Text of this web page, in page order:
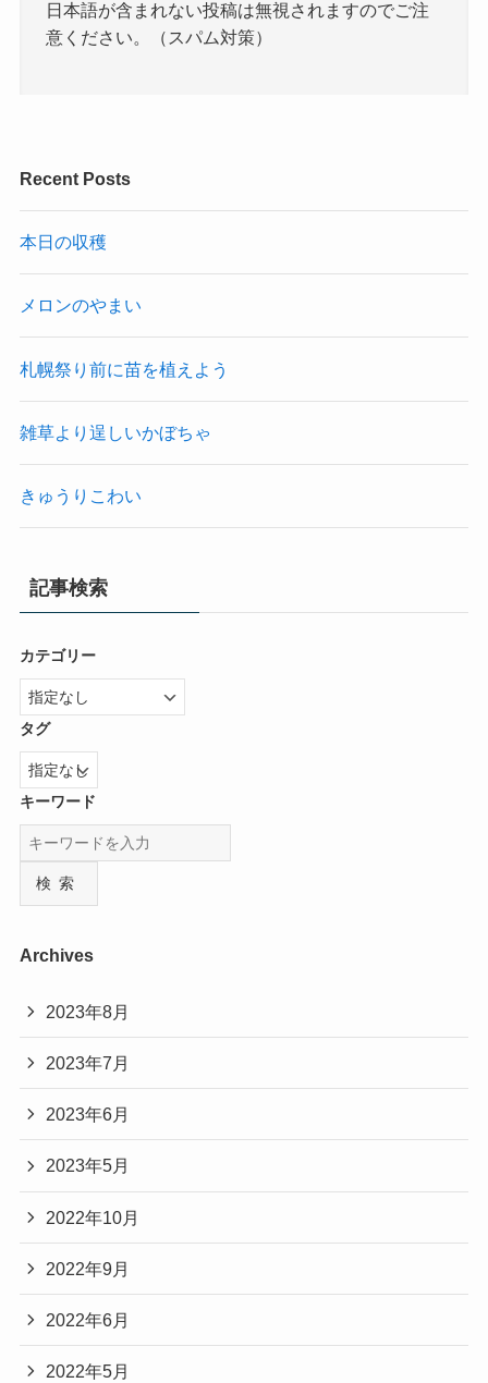
日本語が含まれない投稿は無視されますのでご注
意ください。（スパム対策）
Recent Posts
本日の収穫
メロンのやまい
札幌祭り前に苗を植えよう
雑草より逞しいかぼちゃ
きゅうりこわい
記事検索
カテゴリー
タグ
キーワード
検索
Archives
2023年8月
2023年7月
2023年6月
2023年5月
2022年10月
2022年9月
2022年6月
2022年5月